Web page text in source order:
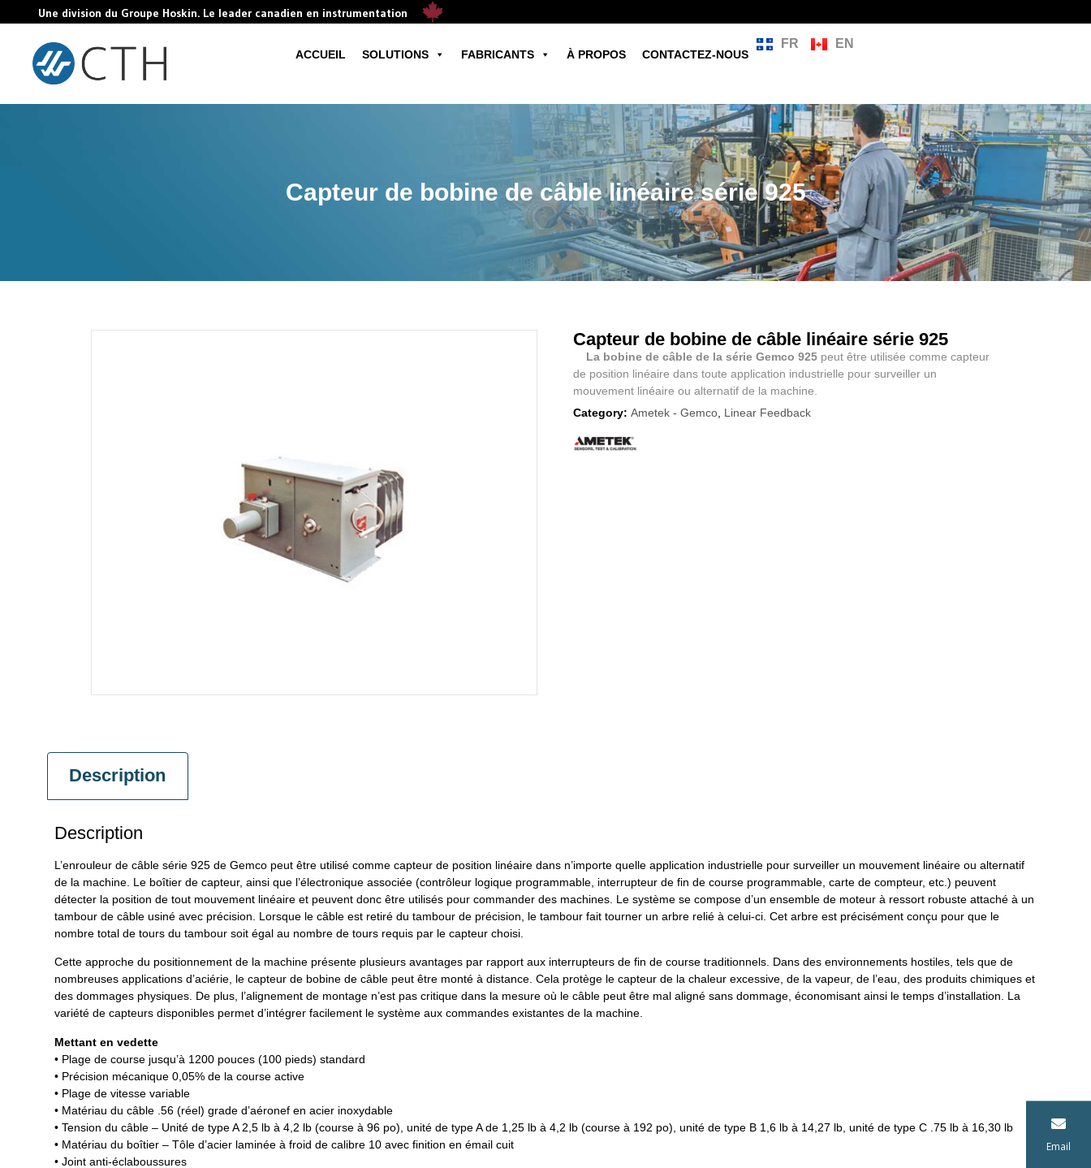
Email
Une division du Groupe Hoskin. Le leader canadien en instrumentation
ACCUEIL SOLUTIONS FABRICANTS À PROPOS CONTACTEZ-NOUS
FR EN
Capteur de bobine de câble linéaire série 925
Capteur de bobine de câble linéaire série 925
La bobine de câble de la série Gemco 925 peut être utilisée comme capteur
de position linéaire dans toute application industrielle pour surveiller un
mouvement linéaire ou alternatif de la machine.
Category: Ametek - Gemco Linear Feedback
Description
Description
L’enrouleur de câble série 925 de Gemco peut être utilisé comme capteur de position linéaire dans n’importe quelle application industrielle pour surveiller un mouvement linéaire ou alternatif
de la machine. Le boîtier de capteur, ainsi que l’électronique associée (contrôleur logique programmable, interrupteur de fin de course programmable, carte de compteur, etc.) peuvent
détecter la position de tout mouvement linéaire et peuvent donc être utilisés pour commander des machines. Le système se compose d’un ensemble de moteur à ressort robuste attaché à un
tambour de câble usiné avec précision. Lorsque le câble est retiré du tambour de précision, le tambour fait tourner un arbre relié à celui-ci. Cet arbre est précisément conçu pour que le
nombre total de tours du tambour soit égal au nombre de tours requis par le capteur choisi.
Cette approche du positionnement de la machine présente plusieurs avantages par rapport aux interrupteurs de fin de course traditionnels. Dans des environnements hostiles, tels que de
nombreuses applications d’aciérie, le capteur de bobine de câble peut être monté à distance. Cela protège le capteur de la chaleur excessive, de la vapeur, de l’eau, des produits chimiques et
des dommages physiques. De plus, l’alignement de montage n’est pas critique dans la mesure où le câble peut être mal aligné sans dommage, économisant ainsi le temps d’installation. La
variété de capteurs disponibles permet d’intégrer facilement le système aux commandes existantes de la machine.
Mettant en vedette
• Plage de course jusqu’à 1200 pouces (100 pieds) standard
• Précision mécanique 0,05% de la course active
• Plage de vitesse variable
• Matériau du câble .56 (réel) grade d’aéronef en acier inoxydable
• Tension du câble – Unité de type A 2,5 lb à 4,2 lb (course à 96 po), unité de type A de 1,25 lb à 4,2 lb (course à 192 po), unité de type B 1,6 lb à 14,27 lb, unité de type C .75 lb à 16,30 lb
• Matériau du boîtier – Tôle d’acier laminée à froid de calibre 10 avec finition en émail cuit
• Joint anti-éclaboussures